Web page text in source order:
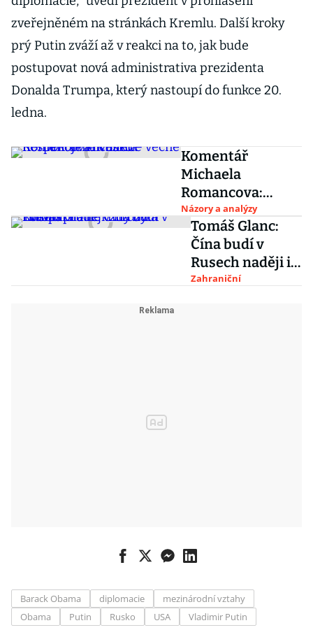
zveřejněném na stránkách Kremlu. Další kroky
prý Putin zváží až v reakci na to, jak bude
postupovat nová administrativa prezidenta
Donalda Trumpa, který nastoupí do funkce 20.
ledna.
Komentář
Michaela
Romancova:
Rusko – věčně
nespokojená
velmoc
Názory a analýzy
Tomáš Glanc:
Čína budí v
Rusech naději i
hrůzu. Hlavní
Zahraniční
Barack Obama diplomacie
mezinárodní vztahy
Obama
Putin Rusko USA Vladimir Putin